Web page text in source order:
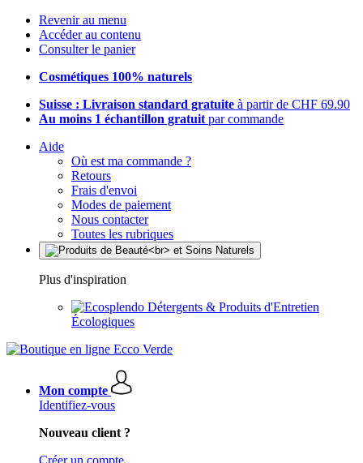
Revenir au menu
Accéder au contenu
Consulter le panier
Cosmétiques 100% naturels
Suisse : Livraison standard gratuite à partir de CHF 69.90
Au moins 1 échantillon gratuit par commande
Aide
Où est ma commande ?
Retours
Frais d'envoi
Modes de paiement
Nous contacter
Toutes les rubriques
Plus d'inspiration
Détergents & Produits d'Entretien
Écologiques
Mon compte
Identifiez-vous
Nouveau client ?
Créer un compte